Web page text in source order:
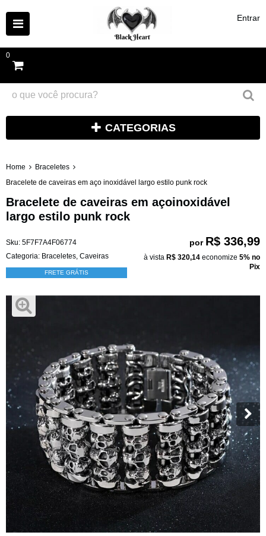
Entrar
0
CATEGORIAS
Home
Braceletes
Bracelete de caveiras em aço inoxidável largo estilo punk rock
Bracelete de caveiras em açoinoxidável
largo estilo punk rock
Sku: 5F7F7A4F06774
Categoria: Braceletes Caveiras
FRETE GRÁTIS
por R$ 336,99
à vista R$ 320,14 economize 5% no
Pix